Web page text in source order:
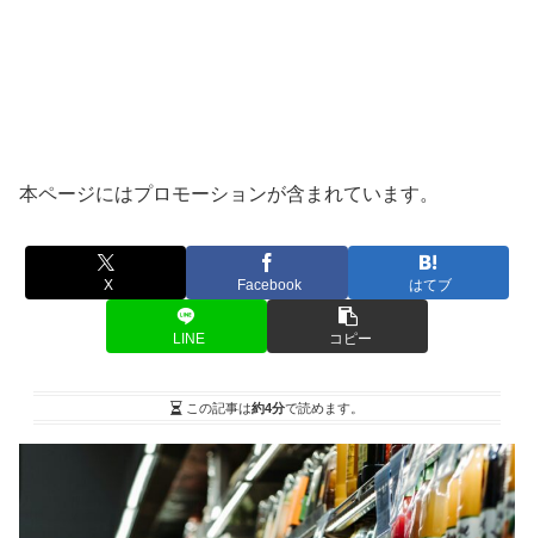
本ページにはプロモーションが含まれています。
X Facebook はてブ
LINE コピー
この記事は約4分で読めます。